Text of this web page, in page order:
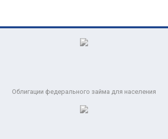
Облигации федерального займа для населения